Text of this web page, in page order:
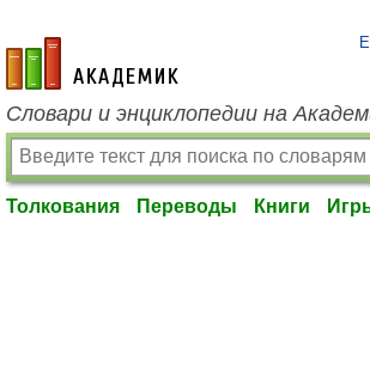
academic.ru
Словари и энциклопедии на
Толкования Переводы Книги